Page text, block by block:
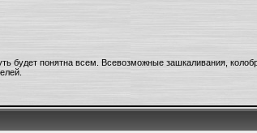
будет понятна всем. Всевозможные зашкаливания,